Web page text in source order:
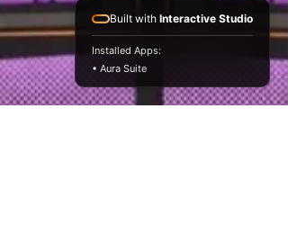
Built with Interactive Studio
Installed Apps:
• Aura Suite